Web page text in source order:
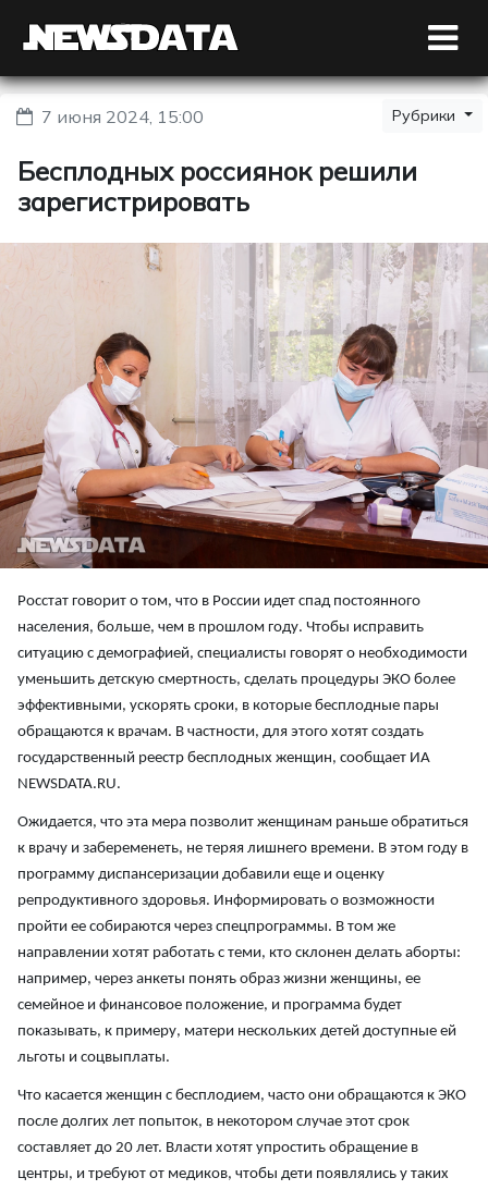
7 июня 2024, 15:00 Рубрики
Бесплодных россиянок решили
зарегистрировать
Росстат говорит о том, что в России идет спад постоянного
населения, больше, чем в прошлом году. Чтобы исправить
ситуацию с демографией, специалисты говорят о необходимости
уменьшить детскую смертность, сделать процедуры ЭКО более
эффективными, ускорять сроки, в которые бесплодные пары
обращаются к врачам. В частности, для этого хотят создать
государственный реестр бесплодных женщин, сообщает ИА
NEWSDATA.RU.
Ожидается, что эта мера позволит женщинам раньше обратиться
к врачу и забеременеть, не теряя лишнего времени. В этом году в
программу диспансеризации добавили еще и оценку
репродуктивного здоровья. Информировать о возможности
пройти ее собираются через спецпрограммы. В том же
направлении хотят работать с теми, кто склонен делать аборты:
например, через анкеты понять образ жизни женщины, ее
семейное и финансовое положение, и программа будет
показывать, к примеру, матери нескольких детей доступные ей
льготы и соцвыплаты.
Что касается женщин с бесплодием, часто они обращаются к ЭКО
после долгих лет попыток, в некотором случае этот срок
составляет до 20 лет. Власти хотят упростить обращение в
центры, и требуют от медиков, чтобы дети появлялись у таких